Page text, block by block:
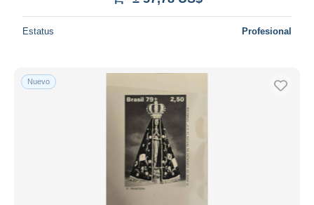
Estatus Profesional
Nuevo